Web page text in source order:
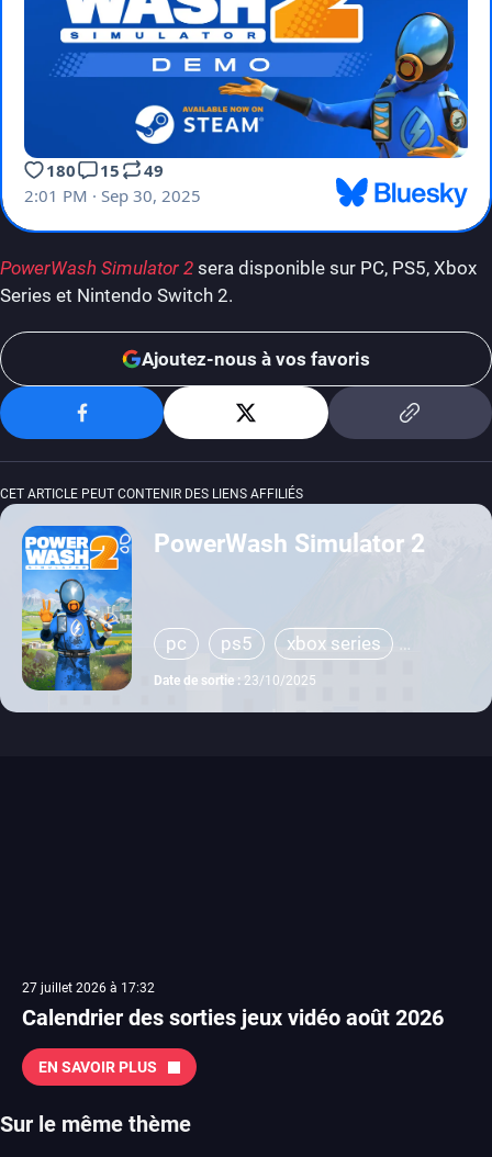
PowerWash Simulator 2 sera disponible sur PC, PS5, Xbox
Series et Nintendo Switch 2.
Ajoutez-nous à vos favoris
CET ARTICLE PEUT CONTENIR DES LIENS AFFILIÉS
PowerWash Simulator 2
pc ps5
xbox series
switch 2
Date de sortie : 23/10/2025
27 juillet 2026 à 17:32
Calendrier des sorties jeux vidéo août 2026
EN SAVOIR PLUS
Sur le même thème